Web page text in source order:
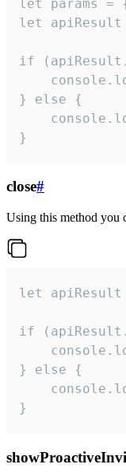
let params
let apiResult
if
} else {
}
close#
Using this method you
let
if
} else {
}